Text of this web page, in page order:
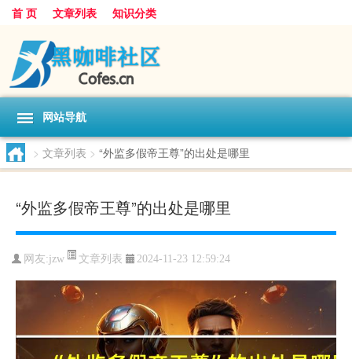
首 页 文章列表 知识分类
网站导航
> 文章列表 > “外监多假帝王尊”的出处是哪里
“外监多假帝王尊”的出处是哪里
网友:jzw 文章列表 2024-11-23 12:59:24